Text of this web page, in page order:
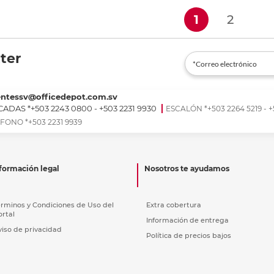
1 (current)
2
*+503 2243 0800 - +503 2231 9930
ESCALÓN *+503 2264 5219 -
*+503 2231 9939
legal
y Condiciones de Uso del
de privacidad
Nosotros te ayudamos
Extra cobertura
Información de entrega
Política de precios bajos